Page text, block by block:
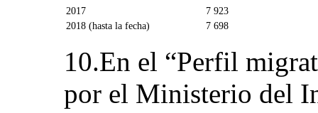
2017
7 923
2018 (hasta la fecha)
7 698
10.En el “Perfil
por el Ministerio del